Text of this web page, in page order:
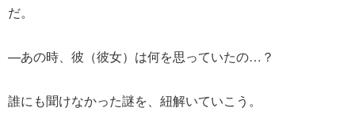
だ。
—あの時、彼（彼女）は何を思っていたの…？
誰にも聞けなかった謎を、紐解いていこう。